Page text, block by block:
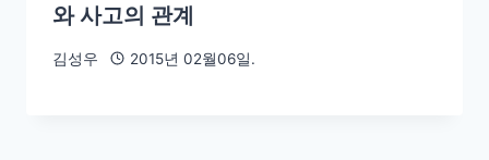
와 사고의 관계
김성우 2015년 02월06일.